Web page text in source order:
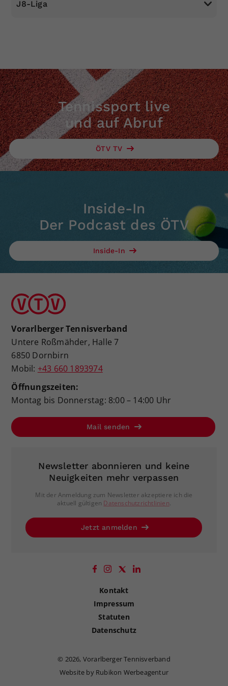
Ende der Nachnennfrist ist am Montag, den 20.
J8-Liga
Tennissport live
und auf Abruf
ÖTV TV
Inside-In
Der Podcast des ÖTV
Inside-In
Vorarlberger Tennisverband
Untere Roßmähder, Halle 7
6850 Dornbirn
Mobil: +43 660 1893974
Öffnungszeiten:
Montag bis Donnerstag: 8:00 – 14:00 Uhr
Mail senden
Newsletter abonnieren und keine
Neuigkeiten mehr verpassen
Mit der Anmeldung zum Newsletter akzeptiere ich die
aktuell gültigen Datenschutzrichtlinien.
Jetzt anmelden
Kontakt
Impressum
Statuten
Datenschutz
© 2026, Vorarlberger Tennisverband
Website by Rubikon Werbeagentur